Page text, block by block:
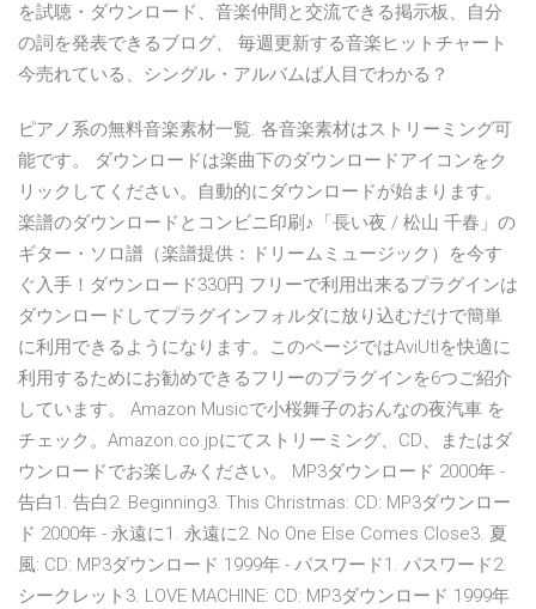
を試聴・ダウンロード、音楽仲間と交流できる掲示板、自分
の詞を発表できるブログ、 毎週更新する音楽ヒットチャート
今売れている、シングル・アルバムば人目でわかる？
ピアノ系の無料音楽素材一覧. 各音楽素材はストリーミング可
能です。 ダウンロードは楽曲下のダウンロードアイコンをク
リックしてください。自動的にダウンロードが始まります。
楽譜のダウンロードとコンビニ印刷♪「長い夜 / 松山 千春」の
ギター・ソロ譜（楽譜提供：ドリームミュージック）を今す
ぐ入手！ダウンロード330円 フリーで利用出来るプラグインは
ダウンロードしてプラグインフォルダに放り込むだけで簡単
に利用できるようになります。このページではAviUtlを快適に
利用するためにお勧めできるフリーのプラグインを6つご紹介
しています。 Amazon Musicで小桜舞子のおんなの夜汽車 を
チェック。Amazon.co.jpにてストリーミング、CD、またはダ
ウンロードでお楽しみください。 MP3ダウンロード 2000年 -
告白1. 告白2. Beginning3. This Christmas: CD: MP3ダウンロー
ド 2000年 - 永遠に1. 永遠に2. No One Else Comes Close3. 夏
風: CD: MP3ダウンロード 1999年 - パスワード1. パスワード2.
シークレット3. LOVE MACHINE: CD: MP3ダウンロード 1999年